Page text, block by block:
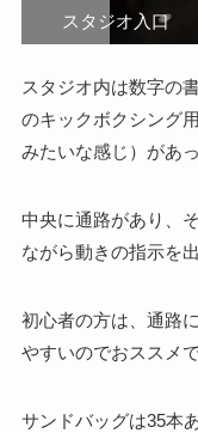
スタジオ
スタジオ内は数字の
のキックボクシング
みたいな感じ）があ
中央に通路があり、
ながら動きの指示を
初心者の方は、通路
やすいのでおススメで
サンドバッグは35本